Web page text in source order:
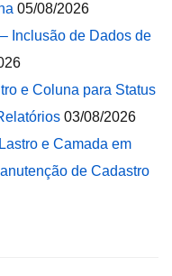
05/08/2026
Inclusão de Dados de
e Coluna para Status
03/08/2026
e Camada em
de Cadastro